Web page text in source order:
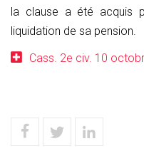
la clause a été acquis
liquidation de sa pension.
Cass. 2e civ. 10